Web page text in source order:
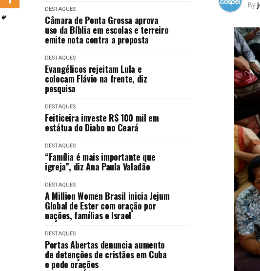
DESTAQUES
Câmara de Ponta Grossa aprova
uso da Bíblia em escolas e terreiro
emite nota contra a proposta
DESTAQUES
Evangélicos rejeitam Lula e
colocam Flávio na frente, diz
pesquisa
DESTAQUES
Feiticeira investe R$ 100 mil em
estátua do Diabo no Ceará
DESTAQUES
“Família é mais importante que
igreja”, diz Ana Paula Valadão
DESTAQUES
A Million Women Brasil inicia Jejum
Global de Ester com oração por
nações, famílias e Israel
DESTAQUES
Portas Abertas denuncia aumento
de detenções de cristãos em Cuba
e pede orações
By